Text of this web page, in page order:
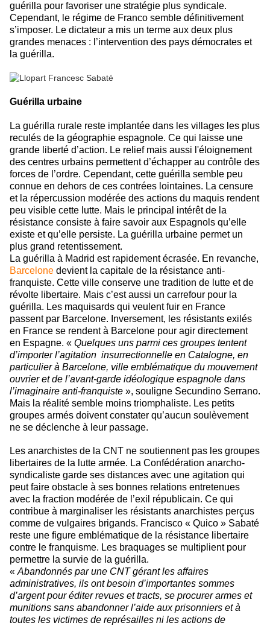
guérilla pour favoriser une stratégie plus syndicale.
Cependant, le régime de Franco semble définitivement
s’imposer. Le dictateur a mis un terme aux deux plus
grandes menaces : l’intervention des pays démocrates et
la guérilla.
Guérilla urbaine
La guérilla rurale reste implantée dans les villages les plus
reculés de la géographie espagnole. Ce qui laisse une
grande liberté d’action. Le relief mais aussi l'éloignement
des centres urbains permettent d’échapper au contrôle des
forces de l’ordre. Cependant, cette guérilla semble peu
connue en dehors de ces contrées lointaines. La censure
et la répercussion modérée des actions du maquis rendent
peu visible cette lutte. Mais le principal intérêt de la
résistance consiste à faire savoir aux Espagnols qu’elle
existe et qu’elle persiste. La guérilla urbaine permet un
plus grand retentissement.
La guérilla à Madrid est rapidement écrasée. En revanche,
Barcelone devient la capitale de la résistance anti-
franquiste. Cette ville conserve une tradition de lutte et de
révolte libertaire. Mais c’est aussi un carrefour pour la
guérilla. Les maquisards qui veulent fuir en France
passent par Barcelone. Inversement, les résistants exilés
en France se rendent à Barcelone pour agir directement
en Espagne. « Quelques uns parmi ces groupes tentent
d’importer l’agitation insurrectionnelle en Catalogne, en
particulier à Barcelone, ville emblématique du mouvement
ouvrier et de l’avant-garde idéologique espagnole dans
l’imaginaire anti-franquiste », souligne Secundino Serrano.
Mais la réalité semble moins triomphaliste. Les petits
groupes armés doivent constater qu’aucun soulèvement
ne se déclenche à leur passage.
Les anarchistes de la CNT ne soutiennent pas les groupes
libertaires de la lutte armée. La Confédération anarcho-
syndicaliste garde ses distances avec une agitation qui
peut faire obstacle à ses bonnes relations entretenues
avec la fraction modérée de l’exil républicain. Ce qui
contribue à marginaliser les résistants anarchistes perçus
comme de vulgaires brigands. Francisco « Quico » Sabaté
reste une figure emblématique de la résistance libertaire
contre le franquisme. Les braquages se multiplient pour
permettre la survie de la guérilla.
« Abandonnés par une CNT gérant les affaires
administratives, ils ont besoin d’importantes sommes
d’argent pour éditer revues et tracts, se procurer armes et
munitions sans abandonner l’aide aux prisonniers et à
toutes les victimes de représailles ni les actions de